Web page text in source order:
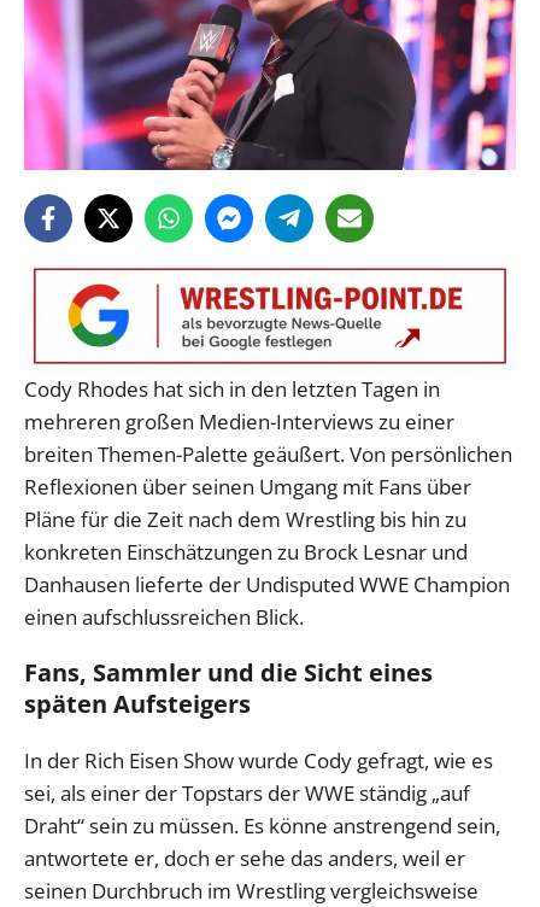
Cody Rhodes hat sich in den letzten Tagen in
mehreren großen Medien-Interviews zu einer
breiten Themen-Palette geäußert. Von persönlichen
Reflexionen über seinen Umgang mit Fans über
Pläne für die Zeit nach dem Wrestling bis hin zu
konkreten Einschätzungen zu Brock Lesnar und
Danhausen lieferte der Undisputed WWE Champion
einen aufschlussreichen Blick.
Fans, Sammler und die Sicht eines
späten Aufsteigers
In der Rich Eisen Show wurde Cody gefragt, wie es
sei, als einer der Topstars der WWE ständig „auf
Draht“ sein zu müssen. Es könne anstrengend sein,
antwortete er, doch er sehe das anders, weil er
seinen Durchbruch im Wrestling vergleichsweise